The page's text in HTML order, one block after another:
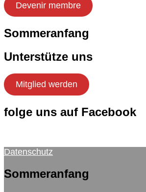
Devenir membre
Sommeranfang
Unterstütze uns
Mitglied werden
folge uns auf Facebook
Datenschutz
Sommeranfang